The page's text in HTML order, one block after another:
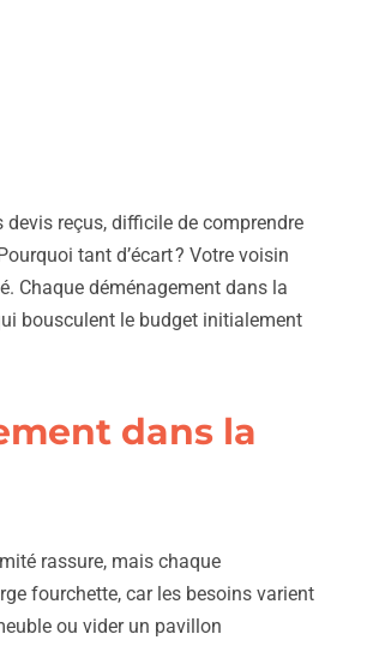
devis reçus, difficile de comprendre
tant d’écart ? Votre voisin
Chaque déménagement dans la
bousculent le budget initialement
dans la
rassure, mais chaque
fourchette, car les besoins varient
ou vider un pavillon